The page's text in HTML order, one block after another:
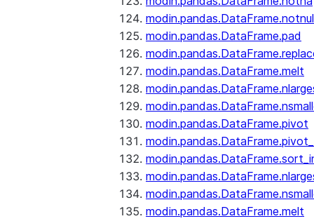
modin.pandas.DataFrame.pad
modin.pandas.DataFrame.melt
modin.pandas.DataFrame.pivot
modin.pandas.DataFrame.melt